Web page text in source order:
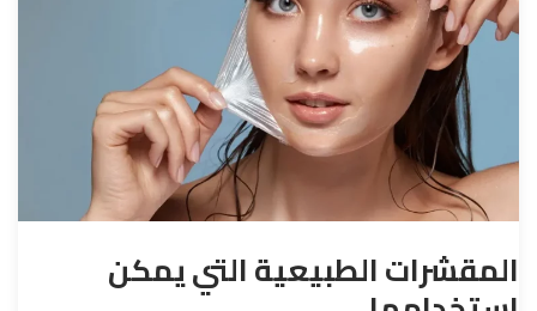
المقشرات الطبيعية التي يمكن